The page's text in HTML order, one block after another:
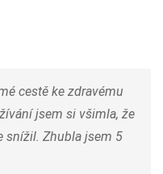
cestě ke zdravému
jsem si všimla, že
snížil. Zhubla jsem 5